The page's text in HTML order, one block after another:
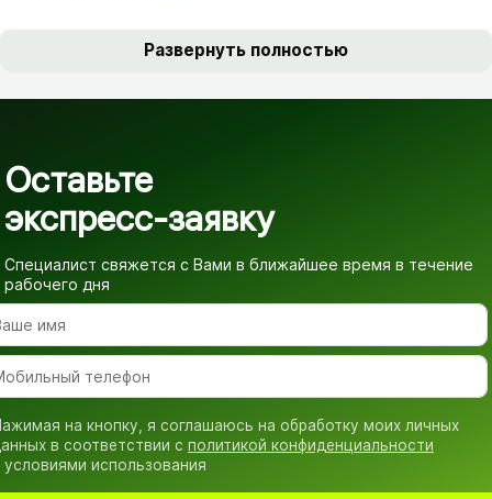
Развернуть полностью
Оставьте
экспресс-заявку
Специалист свяжется с Вами в ближайшее время в течение
рабочего дня
на кнопку, я соглашаюсь на обработку моих личных
в соответствии с политикой конфиденциальности
условиями использования